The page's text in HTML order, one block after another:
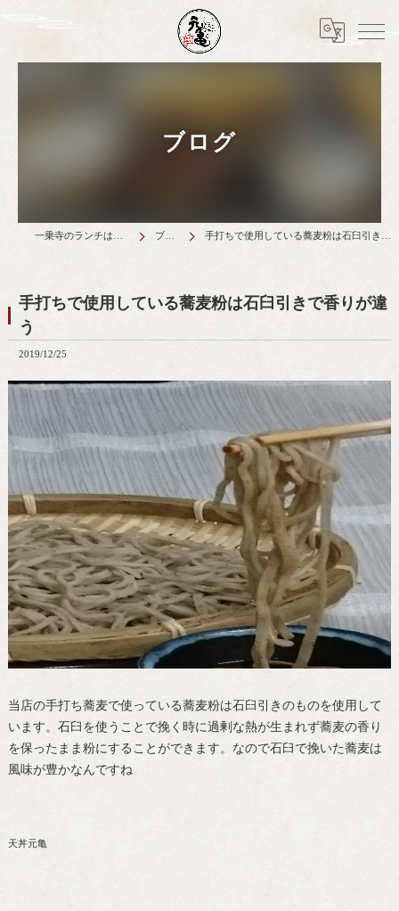
ブログ
ブログ 手打ちで使用している蕎麦粉は石臼引きで香りが違う
手打ちで使用している蕎麦粉は石臼引きで香りが違
う
2019/12/25
当店の手打ち蕎麦で使っている蕎麦粉は石臼引きのものを使用して
います。石臼を使うことで挽く時に過剰な熱が生まれず蕎麦の香り
を保ったまま粉にすることができます。なので石臼で挽いた蕎麦は
風味が豊かなんですね
天丼元亀